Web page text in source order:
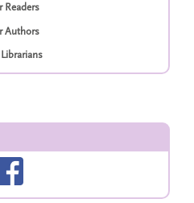
Readers
Authors
Librarians